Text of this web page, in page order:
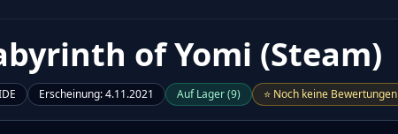
of Yomi (Steam)
Erscheinung:4.11.2021 Auf Lager(9) ⭐ Noch keine Bewertungen